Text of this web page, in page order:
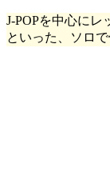
J-POPを中心に
といった、ソロ